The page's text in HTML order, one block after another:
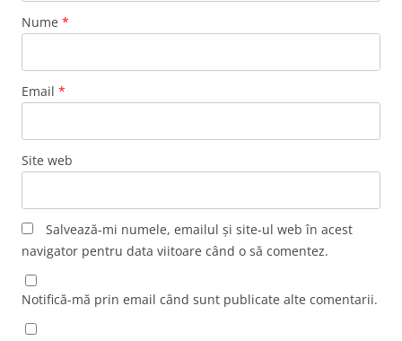
Nume *
Email *
Site web
Salvează-mi numele, emailul și site-ul web în acest
navigator pentru data viitoare când o să comentez.
Notifică-mă prin email când sunt publicate alte comentarii.